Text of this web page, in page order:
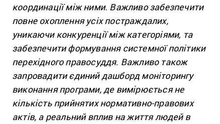
координації між ними. Важливо забезпечити
повне охоплення усіх постраждалих,
уникаючи конкуренції між категоріями, та
забезпечити формування системної політики
перехідного правосуддя. Важливо також
запровадити єдиний дашборд моніторингу
виконання програми, де вимірюється не
кількість прийнятих нормативно-правових
актів, а реальний вплив на життя людей в